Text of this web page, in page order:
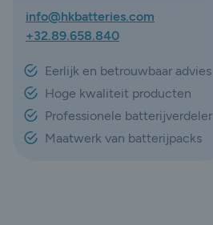
info@hkbatteries.com
+32.89.658.840
Eerlijk en betrouwbaar advies
Hoge kwaliteit producten
Professionele batterijverdeler
Maatwerk van batterijpacks